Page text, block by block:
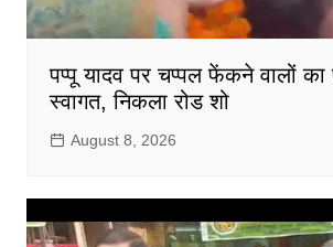
पप्पू यादव पर चप्पल फेंकने वालों
स्वागत, निकला रोड शो
August 8, 2026